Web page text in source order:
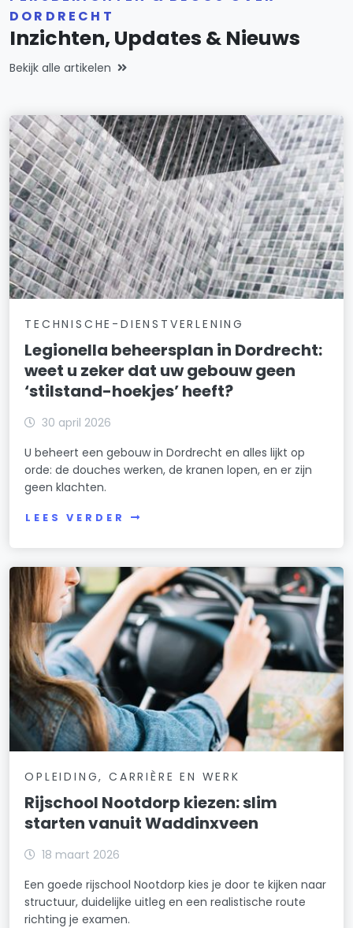
DORDRECHT
Inzichten, Updates & Nieuws
Bekijk alle artikelen
TECHNISCHE-DIENSTVERLENING
Legionella beheersplan in Dordrecht:
weet u zeker dat uw gebouw geen
‘stilstand-hoekjes’ heeft?
30 april 2026
U beheert een gebouw in Dordrecht en alles lijkt op
orde: de douches werken, de kranen lopen, en er zijn
geen klachten.
LEES VERDER
OPLEIDING, CARRIÈRE EN WERK
Rijschool Nootdorp kiezen: slim
starten vanuit Waddinxveen
18 maart 2026
Een goede rijschool Nootdorp kies je door te kijken naar
structuur, duidelijke uitleg en een realistische route
richting je examen.